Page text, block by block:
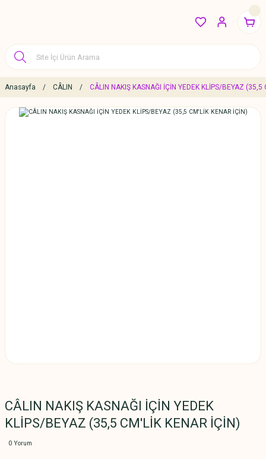
Anasayfa CÂLIN CÂLIN NAKIŞ KASNAĞI İÇİN YEDEK KLİPS/BEYAZ (35,5
CÂLIN NAKIŞ KASNAĞI İÇİN YEDEK
KLİPS/BEYAZ (35,5 CM'LİK KENAR İÇİN)
0 Yorum